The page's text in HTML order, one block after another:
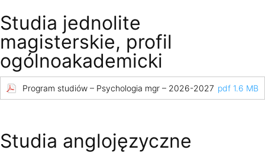
Studia jednolite
magisterskie, profil
ogólnoakademicki
Program studiów – Psychologia mgr – 2026-2027 pdf 1.6 MB
Studia anglojęzyczne